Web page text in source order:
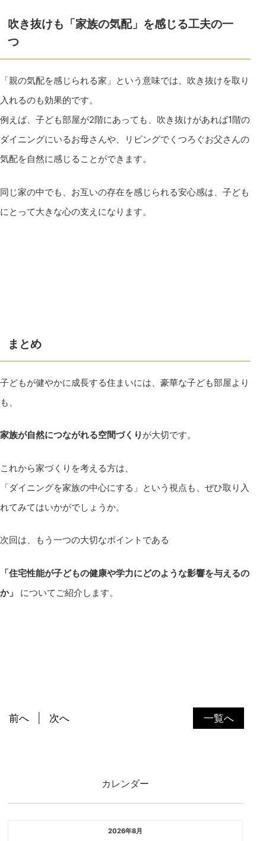
吹き抜けも「家族の気配」を感じる工夫の一
つ
「親の気配を感じられる家」という意味では、吹き抜けを取り
入れるのも効果的です。
例えば、子ども部屋が2階にあっても、吹き抜けがあれば1階の
ダイニングにいるお母さんや、リビングでくつろぐお父さんの
気配を自然に感じることができます。
同じ家の中でも、お互いの存在を感じられる安心感は、子ども
にとって大きな心の支えになります。
まとめ
子どもが健やかに成長する住まいには、豪華な子ども部屋より
も、
家族が自然につながれる空間づくり が大切です。
これから家づくりを考える方は、
「ダイニングを家族の中心にする」という視点も、ぜひ取り入
れてみてはいかがでしょうか。
次回は、もう一つの大切なポイントである
「住宅性能が子どもの健康や学力にどのような影響を与えるの
か」
についてご紹介します。
一覧へ
前へ 次へ
カレンダー
2026年8月